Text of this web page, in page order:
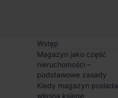
Wstęp
Magazyn jako część
nieruchomości –
podstawowe zasady
Kiedy magazyn posiada
własną księgę